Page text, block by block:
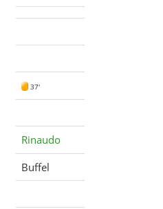
37'
Rinaudo
Buffel